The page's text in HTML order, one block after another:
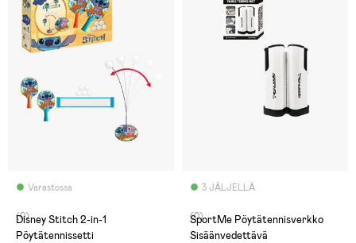
Varastossa
(0)
Disney Stitch 2-in-1
Pöytätennissetti
3 JÄLJELLÄ
(0)
SportMe Pöytätennisverkko
Sisäänvedettävä